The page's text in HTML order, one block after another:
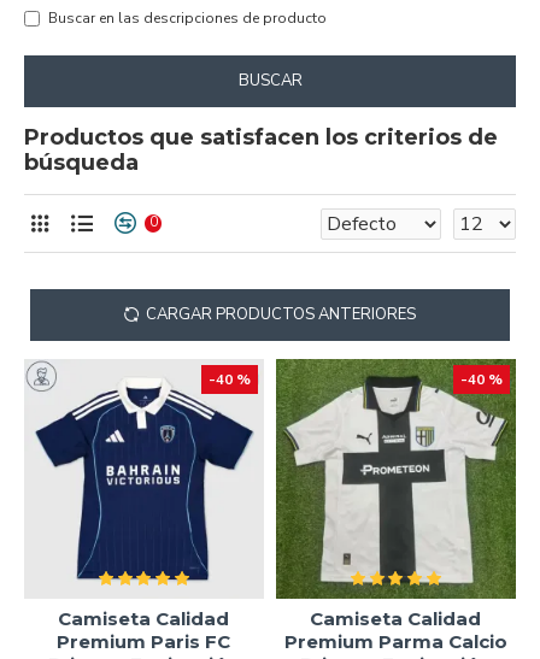
Buscar en las descripciones de producto
BUSCAR
Productos que satisfacen los criterios de
búsqueda
0
CARGAR PRODUCTOS ANTERIORES
-40 %
Camiseta Calidad
Premium Paris FC
-40 %
Camiseta Calidad
Premium Parma Calcio